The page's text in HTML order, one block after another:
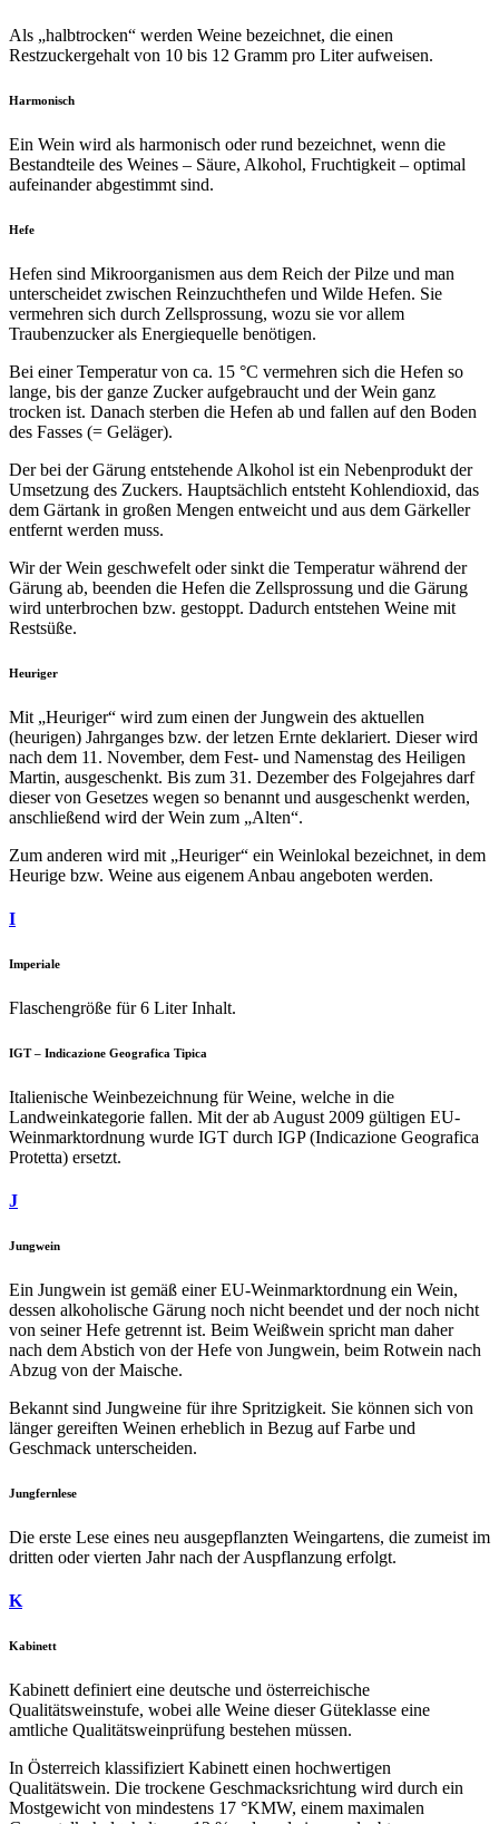
Als „halbtrocken“ werden Weine bezeichnet, die einen
Restzuckergehalt von 10 bis 12 Gramm pro Liter aufweisen.
Harmonisch
Ein Wein wird als harmonisch oder rund bezeichnet, wenn die
Bestandteile des Weines – Säure, Alkohol, Fruchtigkeit – optimal
aufeinander abgestimmt sind.
Hefe
Hefen sind Mikroorganismen aus dem Reich der Pilze und man
unterscheidet zwischen Reinzuchthefen und Wilde Hefen. Sie
vermehren sich durch Zellsprossung, wozu sie vor allem
Traubenzucker als Energiequelle benötigen.
Bei einer Temperatur von ca. 15 °C vermehren sich die Hefen so
lange, bis der ganze Zucker aufgebraucht und der Wein ganz
trocken ist. Danach sterben die Hefen ab und fallen auf den Boden
des Fasses (= Geläger).
Der bei der Gärung entstehende Alkohol ist ein Nebenprodukt der
Umsetzung des Zuckers. Hauptsächlich entsteht Kohlendioxid, das
dem Gärtank in großen Mengen entweicht und aus dem Gärkeller
entfernt werden muss.
Wir der Wein geschwefelt oder sinkt die Temperatur während der
Gärung ab, beenden die Hefen die Zellsprossung und die Gärung
wird unterbrochen bzw. gestoppt. Dadurch entstehen Weine mit
Restsüße.
Heuriger
Mit „Heuriger“ wird zum einen der Jungwein des aktuellen
(heurigen) Jahrganges bzw. der letzen Ernte deklariert. Dieser wird
nach dem 11. November, dem Fest- und Namenstag des Heiligen
Martin, ausgeschenkt. Bis zum 31. Dezember des Folgejahres darf
dieser von Gesetzes wegen so benannt und ausgeschenkt werden,
anschließend wird der Wein zum „Alten“.
Zum anderen wird mit „Heuriger“ ein Weinlokal bezeichnet, in dem
Heurige bzw. Weine aus eigenem Anbau angeboten werden.
I
Imperiale
Flaschengröße für 6 Liter Inhalt.
IGT – Indicazione Geografica Tipica
Italienische Weinbezeichnung für Weine, welche in die
Landweinkategorie fallen. Mit der ab August 2009 gültigen EU-
Weinmarktordnung wurde IGT durch IGP (Indicazione Geografica
Protetta) ersetzt.
J
Jungwein
Ein Jungwein ist gemäß einer EU-Weinmarktordnung ein Wein,
dessen alkoholische Gärung noch nicht beendet und der noch nicht
von seiner Hefe getrennt ist. Beim Weißwein spricht man daher
nach dem Abstich von der Hefe von Jungwein, beim Rotwein nach
Abzug von der Maische.
Bekannt sind Jungweine für ihre Spritzigkeit. Sie können sich von
länger gereiften Weinen erheblich in Bezug auf Farbe und
Geschmack unterscheiden.
Jungfernlese
Die erste Lese eines neu ausgepflanzten Weingartens, die zumeist im
dritten oder vierten Jahr nach der Auspflanzung erfolgt.
K
Kabinett
Kabinett definiert eine deutsche und österreichische
Qualitätsweinstufe, wobei alle Weine dieser Güteklasse eine
amtliche Qualitätsweinprüfung bestehen müssen.
In Österreich klassifiziert Kabinett einen hochwertigen
Qualitätswein. Die trockene Geschmacksrichtung wird durch ein
Mostgewicht von mindestens 17 °KMW, einem maximalen